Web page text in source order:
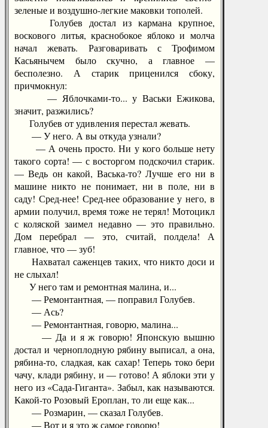
зеленые и воздушно-легкие маковки тополей.
Голубев достал из кармана крупное,
воскового литья, краснобокое яблоко и молча
начал жевать. Разговаривать с Трофимом
Касьянычем было скучно, а главное —
бесполезно. А старик приценился сбоку,
причмокнул:
— Яблочками-то... у Васьки Ежикова,
значит, разжились?
Голубев от удивления перестал жевать.
— У него. А вы откуда узнали?
— А очень просто. Ни у кого больше нету
такого сорта! — с восторгом подскочил старик.
— Ведь он какой, Васька-то? Лучше его ни в
машине никто не понимает, ни в поле, ни в
саду! Сред-нее! Сред-нее образование у него, в
армии получил, время тоже не терял! Мотоцикл
с коляской заимел недавно — это правильно.
Дом перебрал — это, считай, полдела! А
главное, что — зуб!
Нахватал саженцев таких, что никто доси и
не слыхал!
У него там и ремонтная малина, и...
— Ремонтантная, — поправил Голубев.
— Ась?
— Ремонтантная, говорю, малина...
— Да и я ж говорю! Японскую вышню
достал и черноплодную рябину выписал, а она,
рябина-то, сладкая, как сахар! Теперь токо бери
чачу, клади рябину, и — готово! А яблоки эти у
него из «Сада-Гиганта». Забыл, как называются.
Какой-то Розовый Ероплан, то ли еще как...
— Розмарин, — сказал Голубев.
— Вот и я это ж самое говорю!